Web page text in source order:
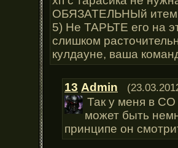
ОБЯЗАТЕЛЬНЫй итем
5) Не ТАРЬТЕ его на
слишком
кулдауне, ваша
13 Admin
Так у меня в СО
может быть
принципе он